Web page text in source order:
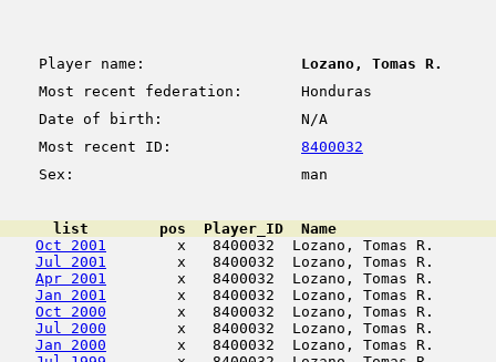
Player name:
Lozano, Tomas R.
Most recent federation:
Honduras
Date of birth:
N/A
Most recent ID:
8400032
Sex:
man
list        pos  Player_ID  Name
Oct 2001
x   8400032  Lozano, Tomas R.
Jul 2001
x   8400032  Lozano, Tomas R.
Apr 2001
x   8400032  Lozano, Tomas R.
Jan 2001
x   8400032  Lozano, Tomas R.
Oct 2000
x   8400032  Lozano, Tomas R.
Jul 2000
x   8400032  Lozano, Tomas R.
Jan 2000
x   8400032  Lozano, Tomas R.